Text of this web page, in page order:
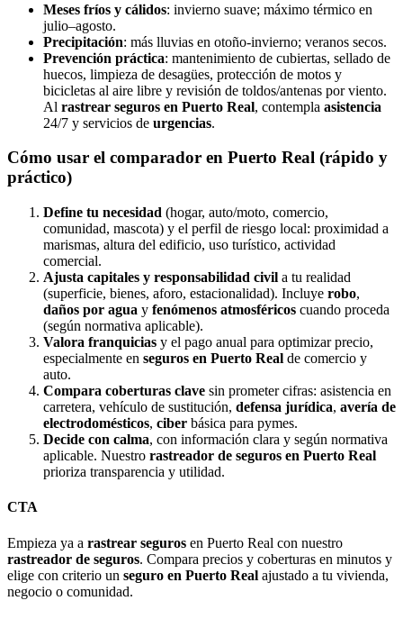
Meses fríos y cálidos: invierno suave; máximo térmico en
julio–agosto.
Precipitación: más lluvias en otoño-invierno; veranos secos.
Prevención práctica: mantenimiento de cubiertas, sellado de
huecos, limpieza de desagües, protección de motos y
bicicletas al aire libre y revisión de toldos/antenas por viento.
Al rastrear seguros en Puerto Real, contempla asistencia
24/7 y servicios de urgencias.
Cómo usar el comparador en Puerto Real (rápido y
práctico)
Define tu necesidad (hogar, auto/moto, comercio,
comunidad, mascota) y el perfil de riesgo local: proximidad a
marismas, altura del edificio, uso turístico, actividad
comercial.
Ajusta capitales y responsabilidad civil a tu realidad
(superficie, bienes, aforo, estacionalidad). Incluye robo,
daños por agua y fenómenos atmosféricos cuando proceda
(según normativa aplicable).
Valora franquicias y el pago anual para optimizar precio,
especialmente en seguros en Puerto Real de comercio y
auto.
Compara coberturas clave sin prometer cifras: asistencia en
carretera, vehículo de sustitución, defensa jurídica, avería de
electrodomésticos, ciber básica para pymes.
Decide con calma, con información clara y según normativa
aplicable. Nuestro rastreador de seguros en Puerto Real
prioriza transparencia y utilidad.
CTA
Empieza ya a rastrear seguros en Puerto Real con nuestro
rastreador de seguros. Compara precios y coberturas en minutos y
elige con criterio un seguro en Puerto Real ajustado a tu vivienda,
negocio o comunidad.